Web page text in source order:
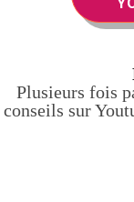
Plusieurs fois
conseils sur